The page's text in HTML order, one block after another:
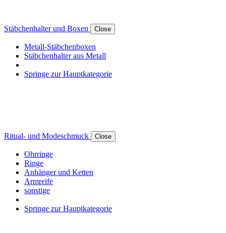
Stäbchenhalter und Boxen Close
Metall-Stäbchenboxen
Stäbchenhalter aus Metall
Springe zur Hauptkategorie
Ritual- und Modeschmuck Close
Ohrringe
Ringe
Anhänger und Ketten
Armreife
sonstige
Springe zur Hauptkategorie